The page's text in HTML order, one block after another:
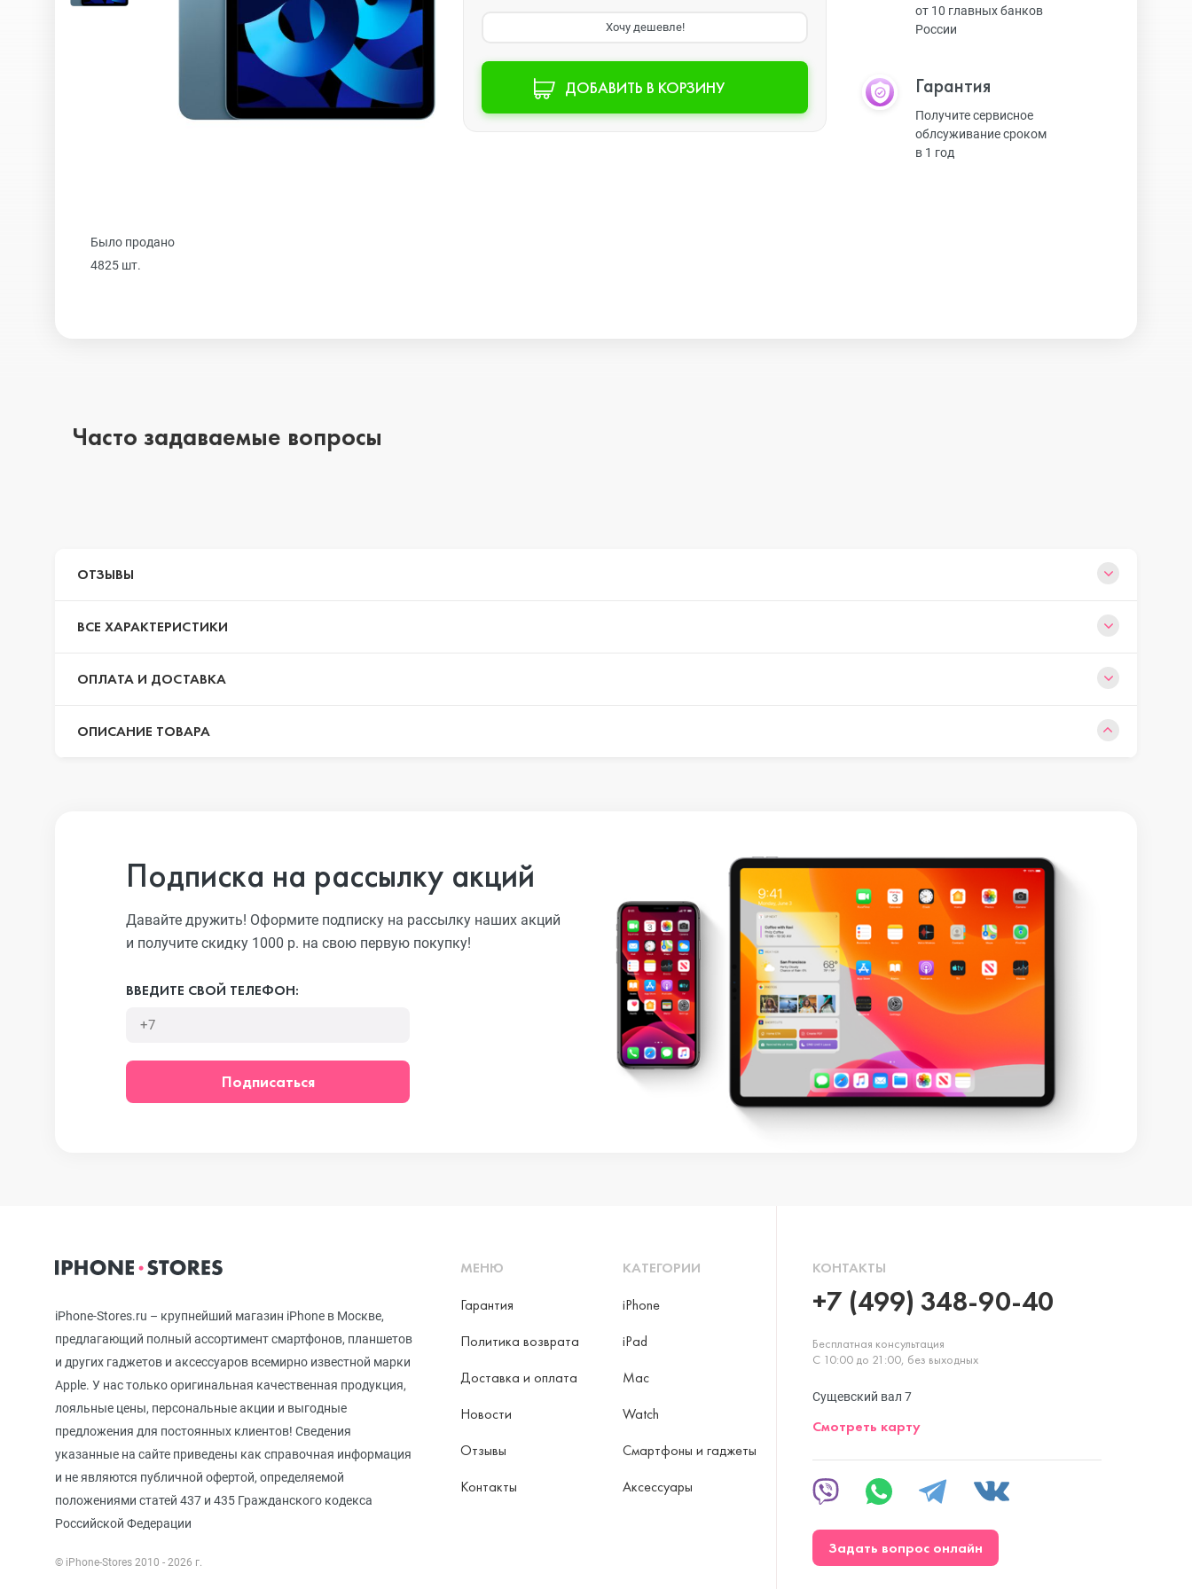
iPhone 16
iPhone 15 Pro
iPhone 13 Pro Max
iPhone 13
iPhone 13 mini
iPhone 12 Pro Max
iPhone 11 Pro Max
iPhone 11 Pro
iPhone 11
iPhone XS Max
Watch SE 2
Watch SE
Хочу дешевле!
ДОБАВИТЬ В КОРЗИНУ
Было продано
4825 шт.
от 10 главных банков
России
Гарантия
Получите сервисное
облсуживание сроком
в 1 год
Часто задаваемые вопросы
ОТЗЫВЫ
ВСЕ ХАРАКТЕРИСТИКИ
ОПЛАТА И ДОСТАВКА
ОПИСАНИЕ ТОВАРА
Подписка на рассылку акций
Давайте дружить! Оформите подписку на рассылку наших акций
и получите скидку 1000 р. на свою первую покупку!
ВВЕДИТЕ СВОЙ ТЕЛЕФОН:
Подписаться
iPhone-Stores.ru – крупнейший магазин iPhone в Москве,
предлагающий полный ассортимент смартфонов, планшетов
и других гаджетов и аксессуаров всемирно известной марки
Apple. У нас только оригинальная качественная продукция,
лояльные цены, персональные акции и выгодные
предложения для постоянных клиентов! Сведения
указанные на сайте приведены как справочная информация
и не являются публичной офертой, определяемой
положениями статей 437 и 435 Гражданского кодекса
Российской Федерации
© iPhone-Stores 2010 - 2026 г.
МЕНЮ
Гарантия
Политика возврата
Доставка и оплата
Новости
Отзывы
Контакты
КАТЕГОРИИ
iPhone
iPad
Mac
Watch
Смартфоны и гаджеты
Аксессуары
КОНТАКТЫ
+7 (499) 348-90-40
Бесплатная консультация
С 10:00 до 21:00, без выходных
Сущевский вал 7
Смотреть карту
Задать вопрос онлайн